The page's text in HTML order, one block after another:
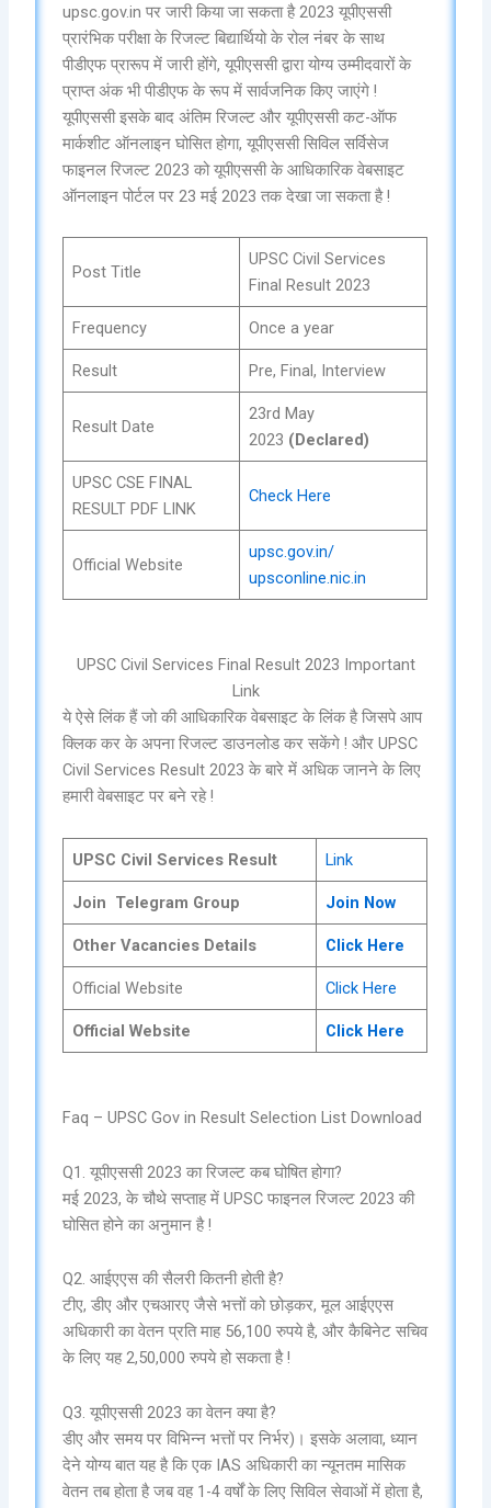
upsc.gov.in पर जारी किया जा सकता है 2023 यूपीएससी
प्रारंभिक परीक्षा के रिजल्ट बिद्यार्थियो के रोल नंबर के साथ
पीडीएफ प्रारूप में जारी होंगे, यूपीएससी द्वारा योग्य उम्मीदवारों के
प्राप्त अंक भी पीडीएफ के रूप में सार्वजनिक किए जाएंगे !
यूपीएससी इसके बाद अंतिम रिजल्ट और यूपीएससी कट-ऑफ
मार्कशीट ऑनलाइन घोसित होगा, यूपीएससी सिविल सर्विसेज
फाइनल रिजल्ट 2023 को यूपीएससी के आधिकारिक वेबसाइट
ऑनलाइन पोर्टल पर 23 मई 2023 तक देखा जा सकता है !
Post Title
UPSC Civil Services
Final Result 2023
Frequency Once a year
Result Pre, Final, Interview
Result Date
23rd May
2023 (Declared)
UPSC CSE FINAL
RESULT PDF LINK
Check Here
Official Website
upsc.gov.in/
upsconline.nic.in
UPSC Civil Services Final Result 2023 Important
Link
ये ऐसे लिंक हैं जो की आधिकारिक वेबसाइट के लिंक है जिसपे आप
क्लिक कर के अपना रिजल्ट डाउनलोड कर सकेंगे ! और UPSC
Civil Services Result 2023 के बारे में अधिक जानने के लिए
हमारी वेबसाइट पर बने रहे !
UPSC Civil Services Result Link
Join Telegram Group Join Now
Other Vacancies Details Click Here
Official Website Click Here
Official Website Click Here
Faq – UPSC Gov in Result Selection List Download
Q1. यूपीएससी 2023 का रिजल्ट कब घोषित होगा?
मई 2023, के चौथे सप्ताह में UPSC फाइनल रिजल्ट 2023 की
घोसित होने का अनुमान है !
Q2. आईएएस की सैलरी कितनी होती है?
टीए, डीए और एचआरए जैसे भत्तों को छोड़कर, मूल आईएएस
अधिकारी का वेतन प्रति माह 56,100 रुपये है, और कैबिनेट सचिव
के लिए यह 2,50,000 रुपये हो सकता है !
Q3. यूपीएससी 2023 का वेतन क्या है?
डीए और समय पर विभिन्न भत्तों पर निर्भर)। इसके अलावा, ध्यान
देने योग्य बात यह है कि एक IAS अधिकारी का न्यूनतम मासिक
वेतन तब होता है जब वह 1-4 वर्षों के लिए सिविल सेवाओं में होता है,